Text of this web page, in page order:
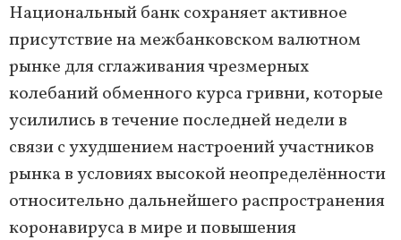
Национальный банк сохраняет активное
присутствие на межбанковском валютном
рынке для сглаживания чрезмерных
колебаний обменного курса гривни, которые
усилились в течение последней недели в
связи с ухудшением настроений участников
рынка в условиях высокой неопределённости
относительно дальнейшего распространения
коронавируса в мире и повышения